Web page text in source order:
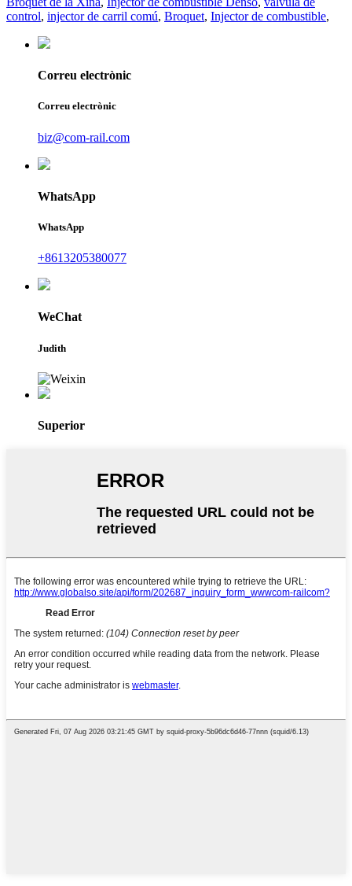
control, injector de carril comú, Broquet, Injector de combustible,
Correu electrònic
Correu electrònic
biz@com-rail.com
WhatsApp
WhatsApp
+8613205380077
WeChat
Judith
Superior